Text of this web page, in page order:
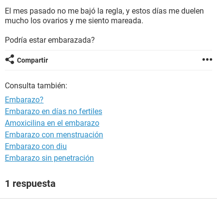
El mes pasado no me bajó la regla, y estos días me duelen
mucho los ovarios y me siento mareada.
Podría estar embarazada?
Compartir
Consulta también:
Embarazo?
Embarazo en días no fertiles
Amoxicilina en el embarazo
Embarazo con menstruación
Embarazo con diu
Embarazo sin penetración
1 respuesta